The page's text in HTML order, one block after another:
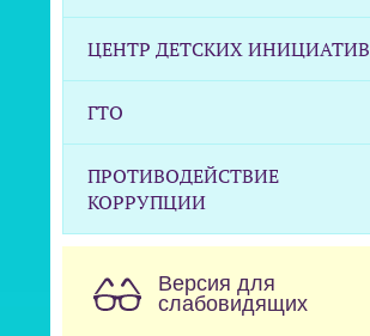
ЦЕНТР ДЕТСКИХ ИНИЦИАТИВ
ГТО
ПРОТИВОДЕЙСТВИЕ
КОРРУПЦИИ
Версия для
слабовидящих